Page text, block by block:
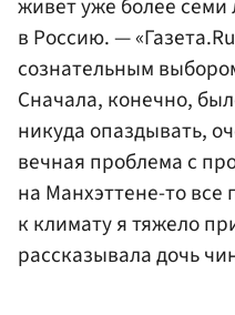
живет уже более семи
в Россию. —
сознательным
Сначала, конечно,
никуда опаздывать,
вечная проблема с
на Манхэттене-то
к климату я тяжело
рассказывала дочь